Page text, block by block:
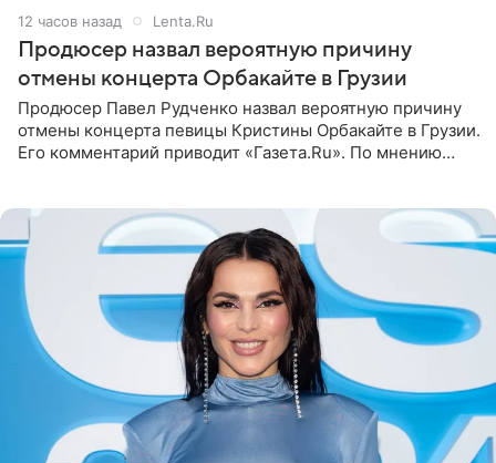
12 часов назад Lenta.Ru
Продюсер назвал вероятную причину
отмены концерта Орбакайте в Грузии
Продюсер Павел Рудченко назвал вероятную причину
отмены концерта певицы Кристины Орбакайте в Грузии.
Его комментарий приводит «Газета.Ru». По мнению